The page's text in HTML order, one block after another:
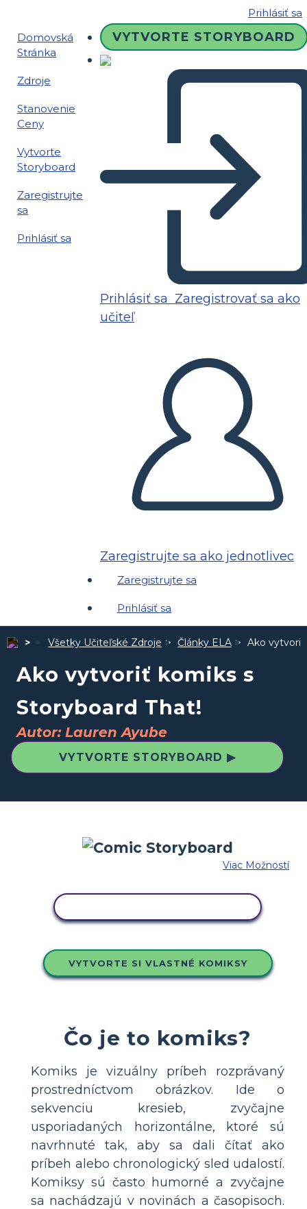
Prihlásiť sa
Domovská
Stránka
Zdroje
Stanovenie
Ceny
Vytvorte
Storyboard
Zaregistrujte
sa
Prihlásiť sa
VYTVORTE STORYBOARD
Prihlásiť sa Zaregistrovať sa ako
učiteľ
Zaregistrujte sa ako jednotlivec
Zaregistrujte sa
Prihlásiť sa
Všetky Učiteľské Zdroje Články ELA Ako vytvoriť
Ako vytvoriť komiks s
Storyboard That!
Autor: Lauren Ayube
VYTVORTE STORYBOARD ▶
Viac Možností
VYTVORTE SI VLASTNÉ KOMIKSY
Čo je to komiks?
Komiks je vizuálny príbeh rozprávaný
prostredníctvom obrázkov. Ide o
sekvenciu kresieb, zvyčajne
usporiadaných horizontálne, ktoré sú
navrhnuté tak, aby sa dali čítať ako
príbeh alebo chronologický sled udalostí.
Komiksy sú často humorné a zvyčajne
sa nachádzajú v novinách a časopisoch.